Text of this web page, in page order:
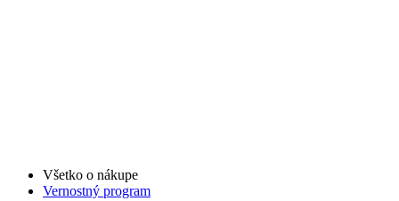
Všetko o nákupe
Vernostný program